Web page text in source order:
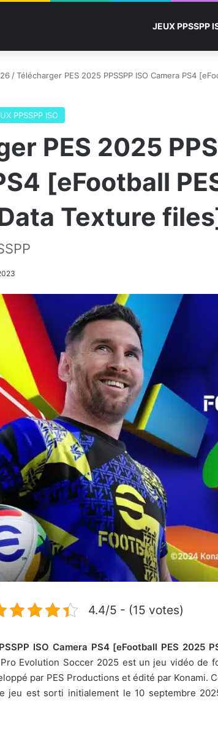
JEUX PPSSPP
/Télécharger PES 2025 PPSSPP ISO Camera PS4
PPSSPP ISO
PES 2025
[eFootball
Texture
4.4/5 - (15 votes)
ISO Camera PS4 [eFootball PES 2025
Evolution Soccer 2025 est un jeu vidéo de
par PES Productions et édité par Konami.
jeu est sorti initialement le 10 septembre